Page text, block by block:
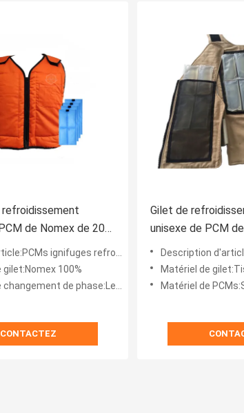
de Nomex de 20
ignifuges refroidissant le gilet
gilet:Nomex 100%
poches de glace ont rempli ou basées sur bio de PCMs pouched
CONTACTEZ
Gilet de
unisexe de PCM
Description d'article:Gilet de
Matériel de
Matériel de PCMs:SL-PCMs PCMs